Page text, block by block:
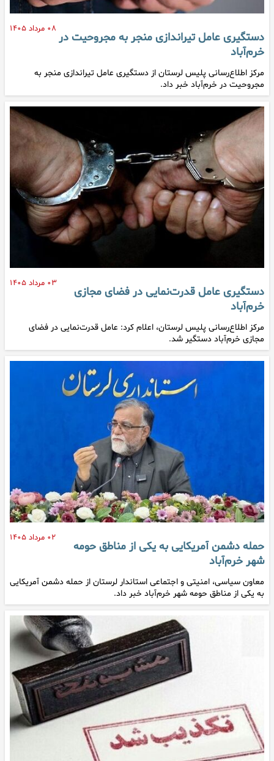
۰۸ مرداد ۱۴۰۵
دستگیری عامل تیراندازی منجر به مجروحیت در
خرم‌آباد
مرکز اطلاع‌رسانی پلیس لرستان از دستگیری عامل تیراندازی منجر به
مجروحیت در خرم‌آباد خبر داد.
۰۳ مرداد ۱۴۰۵
دستگیری عامل قدرت‌نمایی در فضای مجازی
خرم‌آباد
مرکز اطلاع‌رسانی پلیس لرستان، اعلام کرد: عامل قدرت‌نمایی در فضای
مجازی خرم‌آباد دستگیر شد.
۰۲ مرداد ۱۴۰۵
حمله دشمن آمریکایی به یکی از مناطق حومه
شهر خرم‌آباد
معاون سیاسی، امنیتی و اجتماعی استاندار لرستان از حمله دشمن آمریکایی
به یکی از مناطق حومه شهر خرم‌آباد خبر داد.